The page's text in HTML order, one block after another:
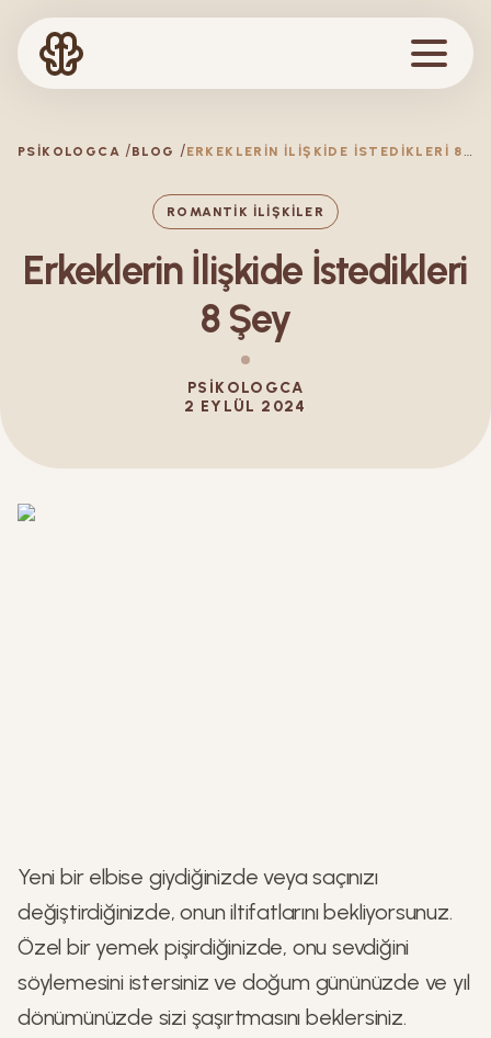
PSIKOLOGCA BLOG E
RKEKLERIN İLIŞKIDE İSTEDIKLERI 8 ŞEY
ROMANTIK İLIŞKILER
Erkeklerin İlişkide İstedikleri
8 Şey
PSIKOLOGCA
2 EYLÜL 2024
Yeni bir elbise giydiğinizde veya saçınızı
değiştirdiğinizde, onun iltifatlarını bekliyorsunuz.
Özel bir yemek pişirdiğinizde, onu sevdiğini
söylemesini istersiniz ve doğum gününüzde ve yıl
dönümünüzde sizi şaşırtmasını beklersiniz.